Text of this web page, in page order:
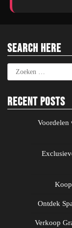
Search Here
Zoeken
naar:
Recent Posts
Voordelen
Ontdek
Verkoop